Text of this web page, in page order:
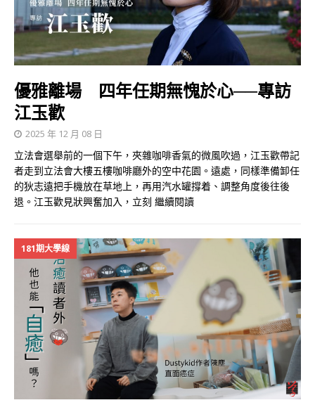
優雅離場 四年任期無愧於心──專訪
江玉歡
2025 年 12 月 08 日
立法會選舉前的一個下午，夾雜咖啡香氣的微風吹過，江玉歡帶記
者走到立法會大樓五樓咖啡廳外的空中花園。遠處，同樣準備卸任
的狄志遠把手機放在草地上，再用汽水罐撐着、調整角度後往後
退。江玉歡見狀興奮加入，立刻 繼續閱讀
181期大學線